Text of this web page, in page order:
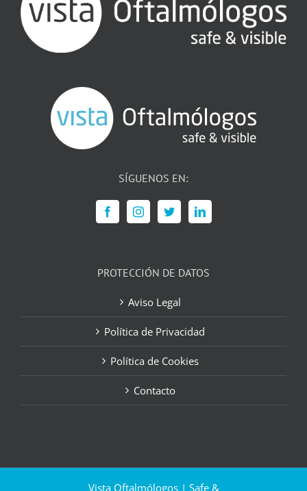
SÍGUENOS EN:
PROTECCIÓN DE DATOS
Aviso Legal
Política de Privacidad
Política de Cookies
Contacto
Vista Oftalmólogos | Safe &